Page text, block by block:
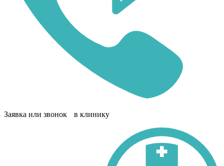
Заявка или звонок в клинику